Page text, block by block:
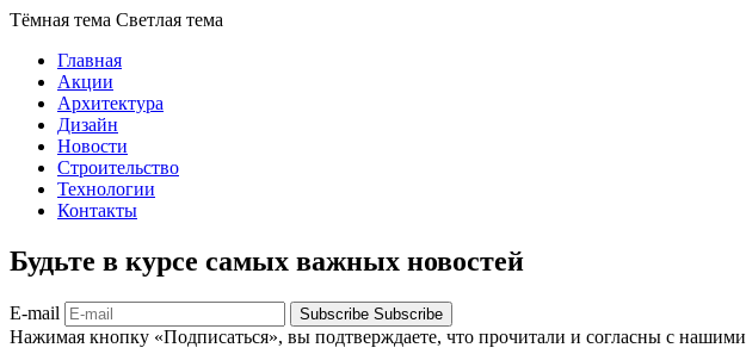
Тёмная тема Светлая тема
Главная
Акции
Архитектура
Дизайн
Новости
Строительство
Технологии
Контакты
Будьте в курсе самых важных новостей
E-mail Subscribe Subscribe
Нажимая кнопку «Подписаться», вы подтверждаете, что прочитали и согласны с нашими